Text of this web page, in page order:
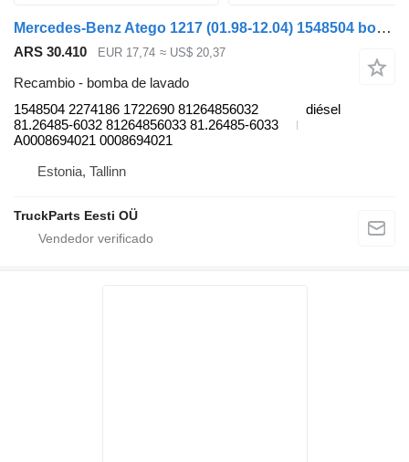
Mercedes-Benz Atego 1217 (01.98-12.04) 1548504 bomba de lavado para Mercedes-Benz Atego, Atego 2, Atego 3 (1996-) cabeza tractora
ARS 30.410 EUR 17,74 ≈ US$ 20,37
Recambio - bomba de lavado
1548504 2274186 1722690 81264856032
81.26485-6032 81264856033 81.26485-6033
A0008694021 0008694021
diésel
Estonia, Tallinn
TruckParts Eesti OÜ